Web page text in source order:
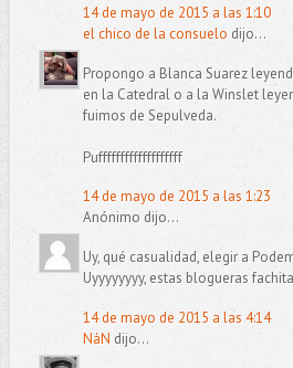
14 de mayo de 2015 a las 1:10
el chico de la consuelo dijo...
Propongo a Blanca Suarez
en la Catedral o a la Winslet
fuimos de Sepulveda.
Pufffffffffffffffffff
14 de mayo de 2015 a las 1:23
Anónimo dijo...
Uy, qué casualidad, elegir a
Uyyyyyyyy, estas blogueras
14 de mayo de 2015 a las 4:14
NáN dijo...